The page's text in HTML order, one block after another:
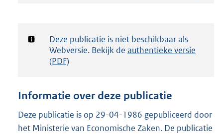
g
t
e
:
Notificatie:
Deze publicatie is niet beschikbaar als
Webversie. Bekijk de authentieke versie
(PDF)
Informatie over deze publicatie
Deze publicatie is op 29-04-1986 gepubliceerd door
het Ministerie van Economische Zaken. De publicatie